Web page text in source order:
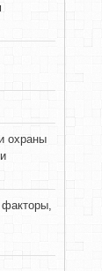
охраны
факторы,